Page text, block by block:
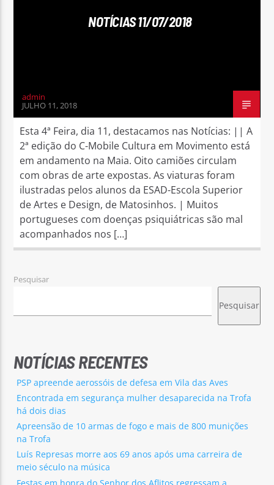
NOTÍCIAS 11/07/2018
admin
JULHO 11, 2018
Esta 4ª Feira, dia 11, destacamos nas Notícias: || A
2ª edição do C-Mobile Cultura em Movimento está
em andamento na Maia. Oito camiões circulam
com obras de arte expostas. As viaturas foram
ilustradas pelos alunos da ESAD-Escola Superior
de Artes e Design, de Matosinhos. | Muitos
portugueses com doenças psiquiátricas são mal
acompanhados nos […]
Pesquisar
Pesquisar
NOTÍCIAS RECENTES
PSP apreende aerossóis de defesa em Vila das Aves
Encontrada em segurança mulher desaparecida na Trofa
há dois dias
Apreensão de 10 armas de fogo e mais de 800 munições
na Trofa
Luís Represas morre aos 69 anos após uma carreira de
meio século na música
Festas em honra do Senhor dos Aflitos regressam a